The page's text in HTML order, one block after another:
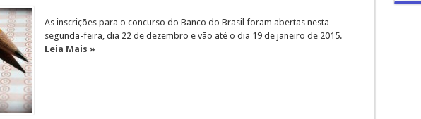
As inscrições para o concurso do Banco do Brasil foram abertas nesta
segunda-feira, dia 22 de dezembro e vão até o dia 19 de janeiro de 2015.
Leia Mais »